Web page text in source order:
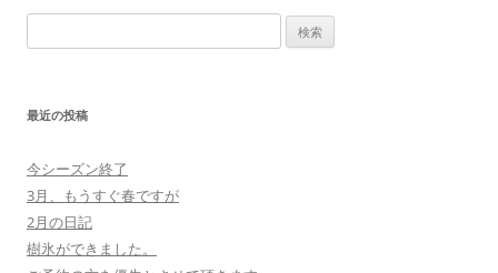
索
最近の投稿
今シーズン終了
3月、もうすぐ春ですが
2月の日記
樹氷ができました。